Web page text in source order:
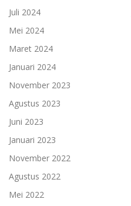
Juli 2024
Mei 2024
Maret 2024
Januari 2024
November 2023
Agustus 2023
Juni 2023
Januari 2023
November 2022
Agustus 2022
Mei 2022